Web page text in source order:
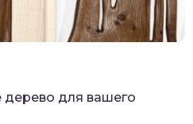
дерево для вашего